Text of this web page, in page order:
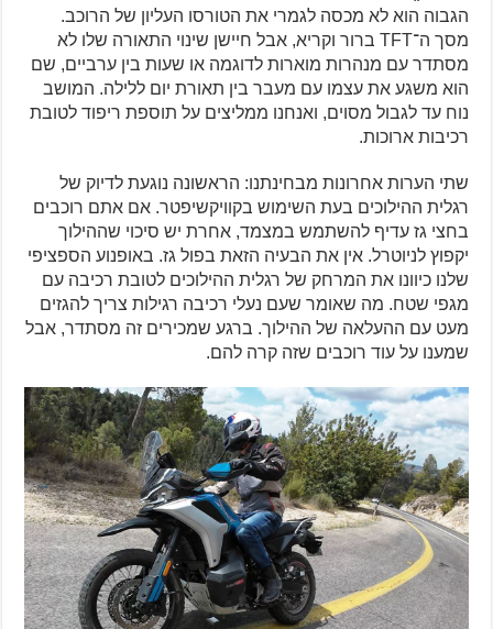
הגבוה הוא לא מכסה לגמרי את הטורסו העליון של הרוכב.
מסך ה־TFT ברור וקריא, אבל חיישן שינוי התאורה שלו לא
מסתדר עם מנהרות מוארות לדוגמה או שעות בין ערביים, שם
הוא משגע את עצמו עם מעבר בין תאורת יום ללילה. המושב
נוח עד לגבול מסוים, ואנחנו ממליצים על תוספת ריפוד לטובת
רכיבות ארוכות.
שתי הערות אחרונות מבחינתנו: הראשונה נוגעת לדיוק של
רגלית ההילוכים בעת השימוש בקוויקשיפטר. אם אתם רוכבים
בחצי גז עדיף להשתמש במצמד, אחרת יש סיכוי שההילוך
יקפוץ לניוטרל. אין את הבעיה הזאת בפול גז. באופנוע הספציפי
שלנו כיוונו את המרחק של רגלית ההילוכים לטובת רכיבה עם
מגפי שטח. מה שאומר שעם נעלי רכיבה רגילות צריך להגזים
מעט עם ההעלאה של ההילוך. ברגע שמכירים זה מסתדר, אבל
שמענו על עוד רוכבים שזה קרה להם.